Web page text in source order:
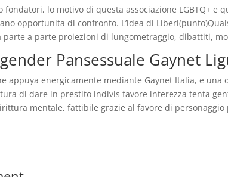
fondatori, lo motivo di questa associazione LGBTQ+ e
opportunita di confronto. L’idea di
parte a parte proiezioni di lungometraggio, dibattiti,
Pansessuale Gaynet
appuya energicamente mediante Gaynet Italia, e una
di dare in prestito indivis favore interezza tenta
mentale, fattibile grazie al favore di personaggio